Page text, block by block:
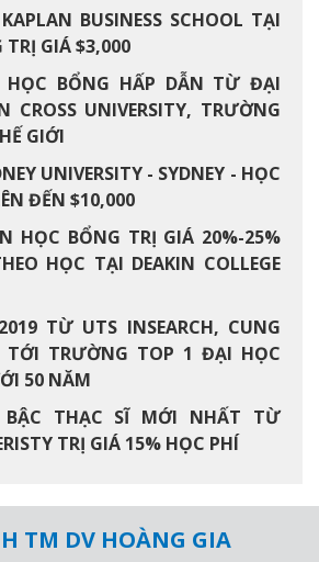
BUSINESS SCHOOL TẠI
TRỊ GIÁ $3,000
HỌC BỔNG HẤP DẪN TỪ ĐẠI
CROSS UNIVERSITY, TRƯỜNG
GIỚI
UNIVERSITY - SYDNEY - HỌC
ĐẾN $10,000
HỌC BỔNG TRỊ GIÁ 20%-25%
HỌC TẠI DEAKIN COLLEGE
TỪ UTS INSEARCH, CUNG
TỚI TRƯỜNG TOP 1 ĐẠI HỌC
50 NĂM
BẬC THẠC SĨ MỚI NHẤT TỪ
TRỊ GIÁ 15% HỌC PHÍ
TM DV HOÀNG GIA